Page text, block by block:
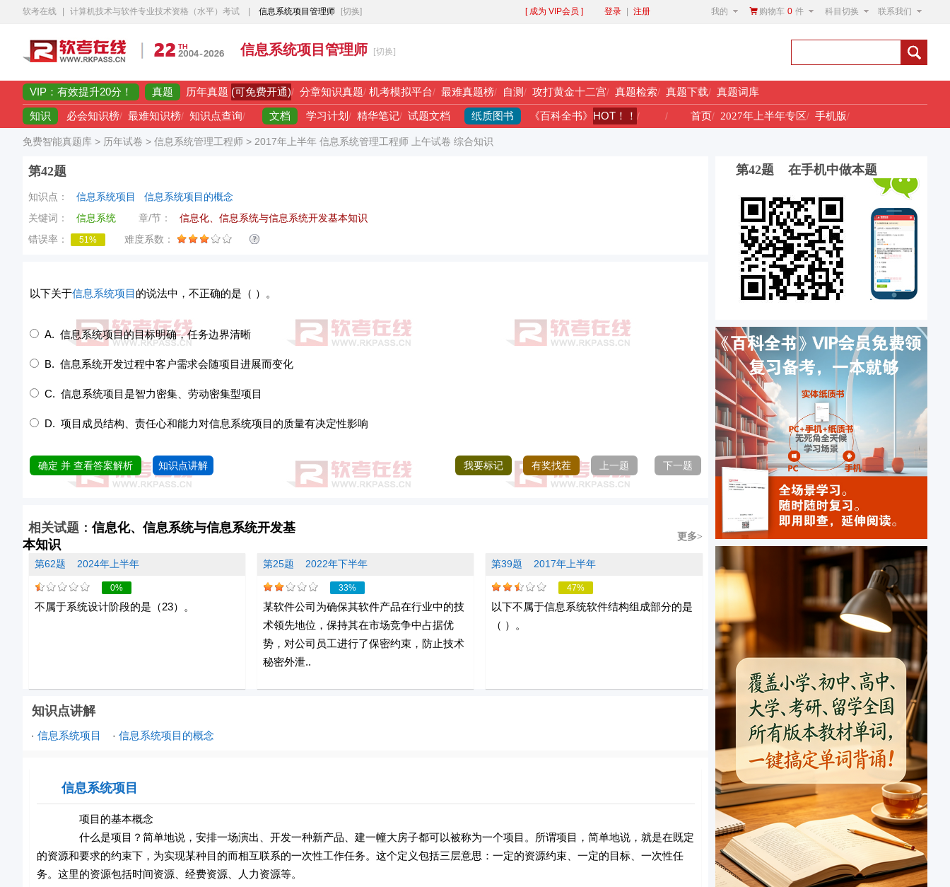
软考在线 计算机技术与软件专业技术资格（水平）考试 信息系统项目管理师 [切换] [ 成为 VIP会员 ] 登录 注册 我的 购物车 0 件 科目切换 联系我们
信息系统项目管理师 [切换]
VIP：有效提升20分！ 真题 历年真题 (可免费开通)/ 分章知识真题/ 机考模拟平台/ 最难真题榜/ 自测/ 攻打黄金十二宫/ 真题检索/ 真题下载/ 真题词库
知识 必会知识榜/ 最难知识榜/ 知识点查询/ 文档 学习计划/ 精华笔记/ 试题文档 纸质图书 《百科全书》 HOT！！ / / 首页/ 2027年上半年专区/ 手机版/
免费智能真题库 > 历年试卷 > 信息系统管理工程师 > 2017年上半年 信息系统管理工程师 上午试卷 综合知识
第42题
知识点： 信息系统项目
信息系统项目的概念
关键词：
信息系统 章/节：
信息化、信息系统与信息系统开发基本知识
错误率：
51% 难度系数：
以下关于信息系统项目 的说法中，不正确的是（ ）。
A. 信息系统项目的目标明确，任务边界清晰
B. 信息系统开发过程中客户需求会随项目进展而变化
C. 信息系统项目是智力密集、劳动密集型项目
D. 项目成员结构、责任心和能力对信息系统项目的质量有决定性影响
确定 并 查看答案解析 知识点讲解 我要标记 有奖找茬 上一题 下一题
相关试题： 信息化、信息系统与信息系统开发基
本知识
更多>
第62题 2024年上半年
0%
不属于系统设计阶段的是（23）。
第25题 2022年下半年
33%
某软件公司为确保其软件产品在行业中的技
术领先地位，保持其在市场竞争中占据优
势，对公司员工进行了保密约束，防止技术
秘密外泄..
第39题 2017年上半年
47%
以下不属于信息系统软件结构组成部分的是
（ ）。
知识点讲解
· 信息系统项目 · 信息系统项目的概念
信息系统项目
项目的基本概念
什么是项目？简单地说，安排一场演出、开发一种新产品、建一幢大房子都可以被称为一个项目。所谓项目，简单地说，就是在既定
的资源和要求的约束下，为实现某种目的而相互联系的一次性工作任务。这个定义包括三层意思：一定的资源约束、一定的目标、一次性任
务。这里的资源包括时间资源、经费资源、人力资源等。
第42题 在手机中做本题